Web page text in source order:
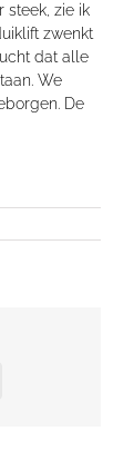
steek, zie ik
zwenkt
dat alle
We
De